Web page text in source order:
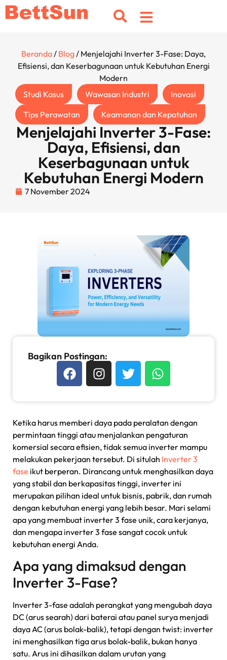
Beranda/ Blog/ Menjelajahi Inverter 3-Fase: Daya,
Efisiensi, dan Keserbagunaan untuk Kebutuhan Energi
Modern
Studi Kasus
Wawasan Industri
Inovasi
Tips Perawatan
Keamanan dan Kepatuhan
Menjelajahi Inverter 3-Fase:
Daya, Efisiensi, dan
Keserbagunaan untuk
Kebutuhan Energi Modern
7 November 2024
Bagikan Postingan:
Ketika harus memberi daya pada peralatan dengan
permintaan tinggi atau menjalankan pengaturan
komersial secara efisien, tidak semua inverter mampu
melakukan pekerjaan tersebut. Di situlah Inverter 3
fase ikut berperan. Dirancang untuk menghasilkan daya
yang stabil dan berkapasitas tinggi, inverter ini
merupakan pilihan ideal untuk bisnis, pabrik, dan rumah
dengan kebutuhan energi yang lebih besar. Mari selami
apa yang membuat inverter 3 fase unik, cara kerjanya,
dan mengapa inverter 3 fase sangat cocok untuk
kebutuhan energi Anda.
Apa yang dimaksud dengan
Inverter 3-Fase?
Inverter 3-fase adalah perangkat yang mengubah daya
DC (arus searah) dari baterai atau panel surya menjadi
daya AC (arus bolak-balik), tetapi dengan twist: inverter
ini menghasilkan tiga arus bolak-balik, bukan hanya
satu. Arus ini dihasilkan dalam urutan yang